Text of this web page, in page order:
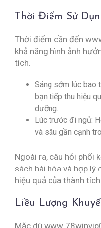
Thời Điểm Sử
Thời điểm cần đến
khả năng hình ảnh
tích.
Sáng sớm lúc bao
bạn tiếp thu hiệu
dưỡng.
Lúc trước đi ngủ:
và sâu gần cạnh
Ngoài ra, câu hỏi phối
sách hài hòa và hợp lý
hiệu quả của thành tích.
Liều Lượng
Mặc dù www